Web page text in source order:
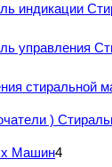
индикации
управления
стиральной
)
Машин4